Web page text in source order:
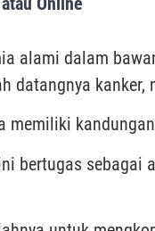
alami dalam
datangnya
memiliki
bertugas